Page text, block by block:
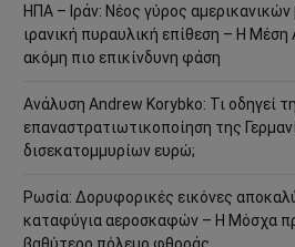
ΗΠΑ – Ιράν: Νέος γύρος
ιρανική πυραυλική επίθεση – Η Μέση
ακόμη πιο επικίνδυνη φάση
Ανάλυση Andrew Korybko: Τι οδηγεί
επαναστρατιωτικοποίηση της
δισεκατομμυρίων ευρώ;
Ρωσία: Δορυφορικές εικόνες
καταφύγια αεροσκαφών – Η Μόσχα